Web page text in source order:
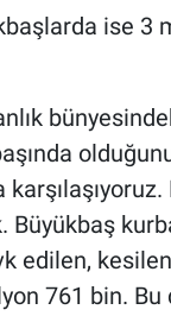
ise 3
Büyükbaş
edilen,
761 bin.